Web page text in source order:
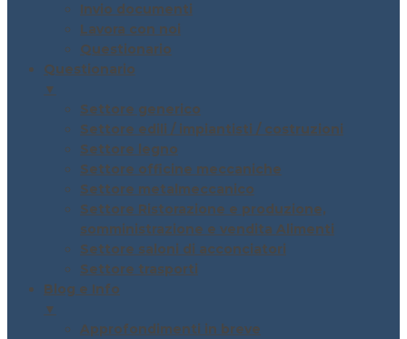
Invio documenti
Lavora con noi
Questionario
Questionario
▼
Settore generico
Settore edili / impiantisti / costruzioni
Settore legno
Settore officine meccaniche
Settore metalmeccanico
Settore Ristorazione e produzione,
somministrazione e vendita Alimenti
Settore saloni di acconciatori
Settore trasporti
Blog e Info
▼
Approfondimenti in breve